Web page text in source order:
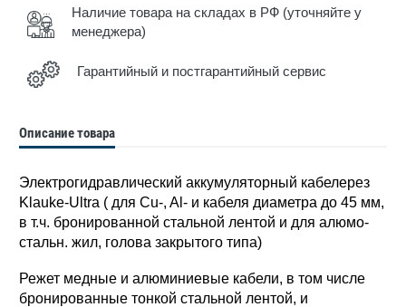
Наличие товара на складах в РФ (уточняйте у
менеджера)
Гарантийный и постгарантийный сервис
Описание товара
Электрогидравлический аккумуляторный кабелерез
Klauke-Ultra ( для Cu-, Al- и кабеля диаметра до 45 мм,
в т.ч. бронированной стальной лентой и для алюмо-
стальн. жил, голова закрытого типа)
Режет медные и алюминиевые кабели, в том числе
бронированные тонкой стальной лентой, и